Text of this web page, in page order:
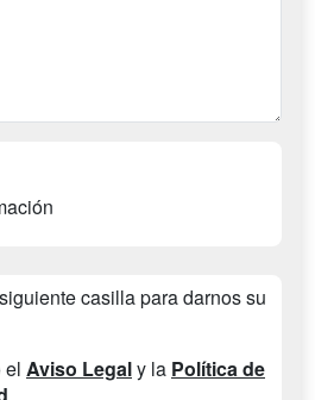
casilla para darnos su
el Aviso Legaly la Política de